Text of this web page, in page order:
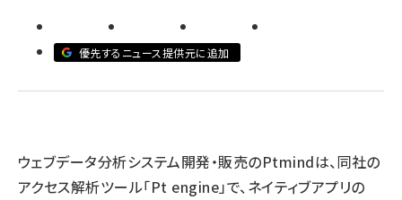
z世代 (1622)
優先するニュース提供元に追加
ウェブデータ分析システム開発・販売のPtmindは、同社の
アクセス解析ツール「Pt engine」で、ネイティブアプリの